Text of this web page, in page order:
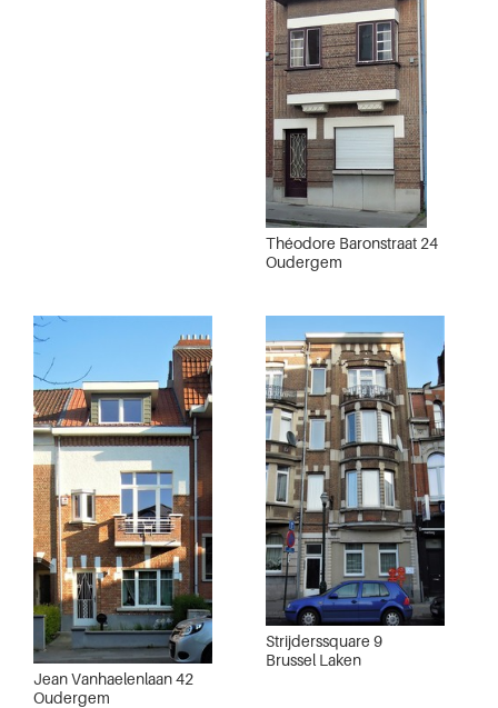
Théodore Baronstraat 24
Oudergem
Jean Vanhaelenlaan 42
Oudergem
Strijderssquare 9
Brussel Laken